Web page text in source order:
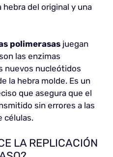
del original y una
polimerasas juegan
las enzimas
nuevos nucleótidos
la hebra molde. Es un
que asegura que el
sin errores a las
células.
LA REPLICACIÓN